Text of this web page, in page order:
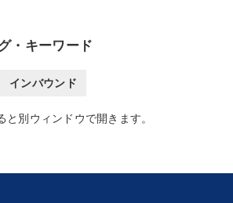
・キーワード
インバウンド
別ウィンドウで開きます。